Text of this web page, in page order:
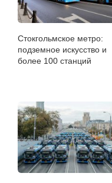
Стокгольмское метро:
подземное искусство и
более 100 станций